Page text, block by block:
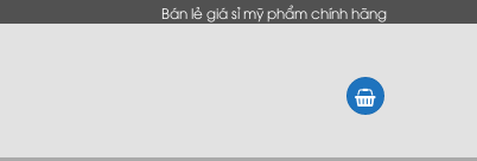
Bán lẻ giá sỉ mỹ phẩm chính hãng